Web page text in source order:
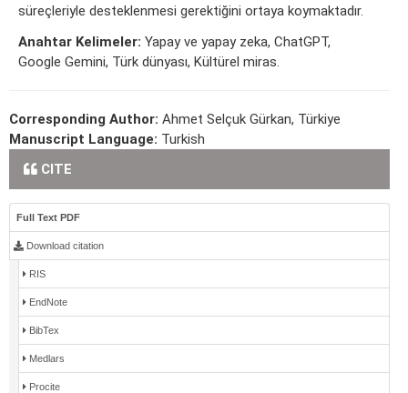
süreçleriyle desteklenmesi gerektiğini ortaya koymaktadır.
Anahtar Kelimeler: Yapay ve yapay zeka, ChatGPT,
Google Gemini, Türk dünyası, Kültürel miras.
Corresponding Author: Ahmet Selçuk Gürkan, Türkiye
Manuscript Language: Turkish
CITE
Full Text PDF
Download citation
RIS
EndNote
BibTex
Medlars
Procite